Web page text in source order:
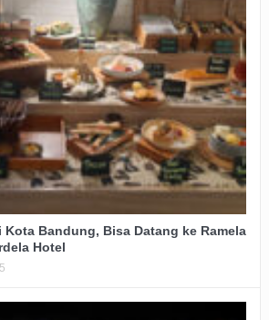
Bandung, Bisa Datang ke Ramela
Hotel